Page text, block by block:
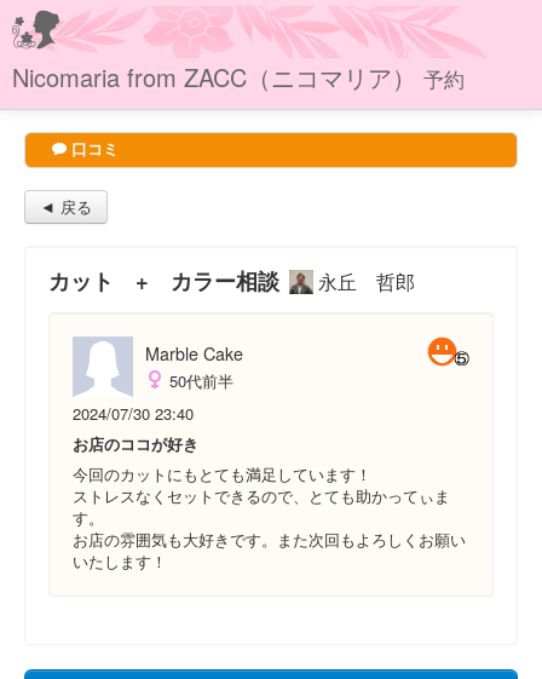
Nicomaria from ZACC（ニコマリア） 予約
口コミ
◄ 戻る
カット + カラー相談 永丘 哲郎
Marble Cake
50代前半
2024/07/30 23:40
お店のココが好き
今回のカットにもとても満足しています！
ストレスなくセットできるので、とても助かってぃま
す。
お店の雰囲気も大好きです。また次回もよろしくお願い
いたします！